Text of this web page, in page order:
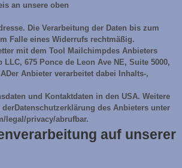
an unsere oben
Die Verarbeitung der Daten bis zum
Falle eines Widerrufs rechtmäßig.
mit dem Tool Mailchimpdes Anbieters
LLC, 675 Ponce de Leon Ave NE, Suite 5000,
Anbieter verarbeitet dabei Inhalts-,
und Kontaktdaten in den USA. Weitere
des Anbieters unter
legal/privacy/abrufbar.
auf unserer